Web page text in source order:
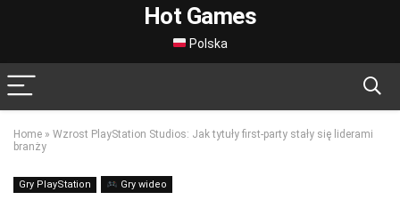
Hot Games
Polska
Home » Wzrost PlayStation Studios: Jak tytuły first-party stały się liderami
branży
Gry PlayStation Gry wideo